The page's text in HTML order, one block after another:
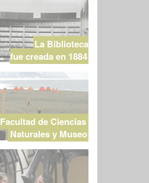
La Biblioteca
fue creada en 1884
Facultad de Ciencias
Naturales y Museo